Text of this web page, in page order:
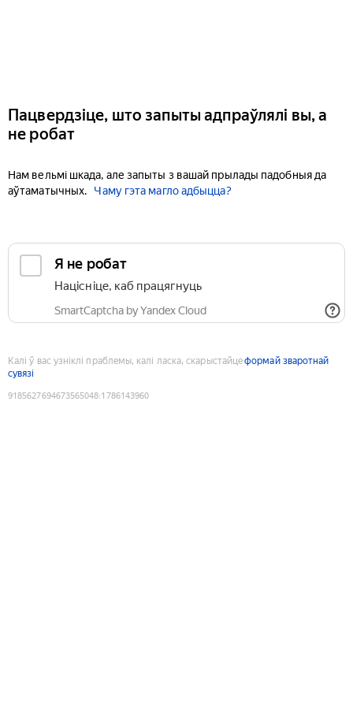
Пацвердзіце, што запыты адпраўлялі вы, а
не робат
Нам вельмі шкада, але запыты з вашай прылады падобныя да
аўтаматычных.
Чаму гэта магло адбыцца?
Я не робат
Націсніце, каб працягнуць
SmartCaptcha by Yandex Cloud
Калі ў вас узніклі праблемы, калі ласка, скарыстайцеформай зваротнай
сувязі
9185627694673565048:1786143960